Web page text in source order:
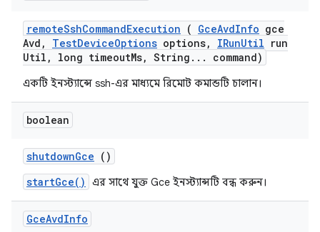
remoteSshCommandExecution ( GceAvdInfo gce
Avd , TestDeviceOptions options, IRunUtil run
Util , long timeoutMs, String . . . command)
একটি ইনস্ট্যান্সে ssh-এর মাধ্যমে রিমোট কমান্ডটি চালান।
boolean
shutdownGce ()
startGce()
এর সাথে যুক্ত Gce ইনস্ট্যান্সটি বন্ধ করুন।
GceAvdInfo